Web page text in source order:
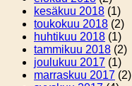
kesäkuu 2018 (1)
toukokuu 2018 (2)
huhtikuu 2018 (1)
tammikuu 2018 (2)
joulukuu 2017 (1)
marraskuu 2017 (2)